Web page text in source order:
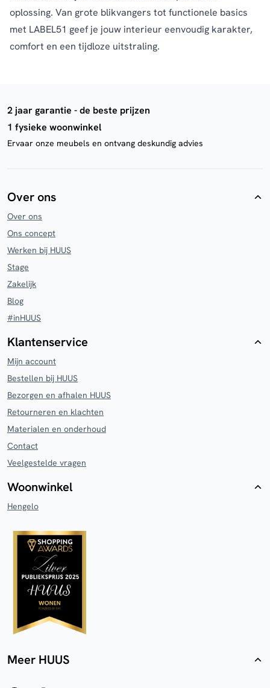
oplossing. Van grote blikvangers tot functionele basics
met LABEL51 geef je jouw interieur eenvoudig karakter,
comfort en een tijdloze uitstraling.
2 jaar garantie - de beste prijzen
1 fysieke woonwinkel
Ervaar onze meubels en ontvang deskundig advies
Over ons
Over ons
Ons concept
Werken bij HUUS
Stage
Zakelijk
Blog
#inHUUS
Klantenservice
Mijn account
Bestellen bij HUUS
Bezorgen en afhalen HUUS
Retourneren en klachten
Materialen en onderhoud
Contact
Veelgestelde vragen
Woonwinkel
Hengelo
Meer HUUS